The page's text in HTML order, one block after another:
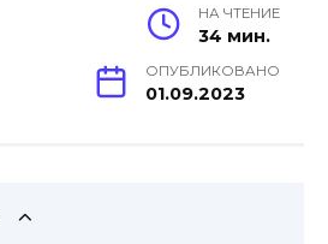
НА ЧТЕНИЕ
34 мин.
ОПУБЛИКОВАНО
01.09.2023